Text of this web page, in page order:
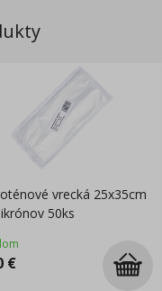
vrecká 25x35cm
50ks
€